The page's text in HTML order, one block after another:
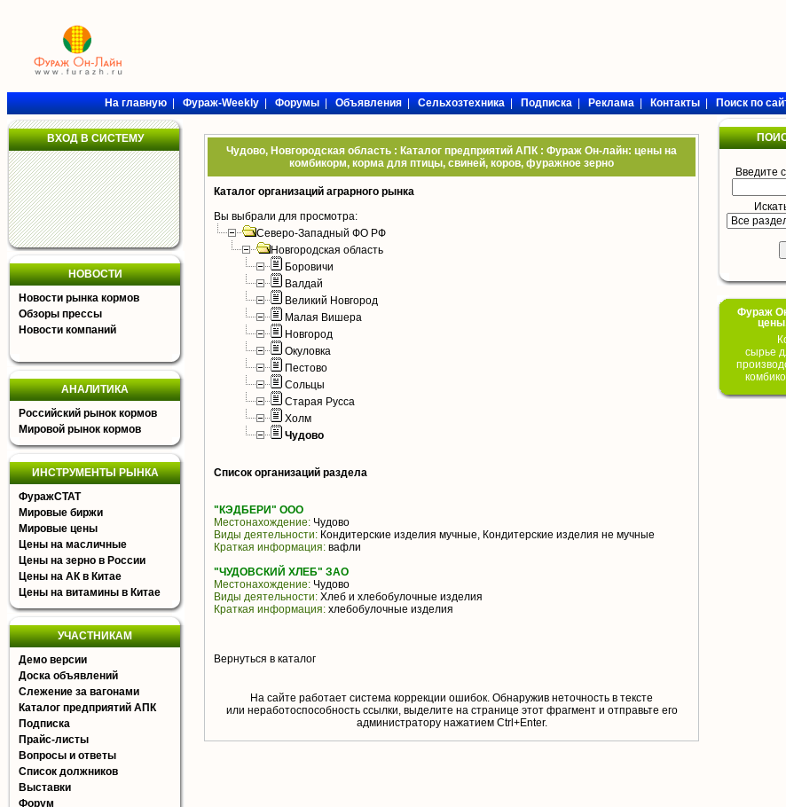
На главную|Фураж-Weekly|Форумы|Объявления|Сельхозтехника|Подписка|Реклама|Контакты|Поиск по
ВХОД В СИСТЕМУ
НОВОСТИ
Новости рынка кормов
Обзоры прессы
Новости компаний
АНАЛИТИКА
Российский рынок кормов
Мировой рынок кормов
ИНСТРУМЕНТЫ РЫНКА
ФуражСТАТ
Мировые биржи
Мировые цены
Цены на масличные
Цены на зерно в России
Цены на АК в Китае
Цены на витамины в Китае
УЧАСТНИКАМ
Демо версии
Доска объявлений
Слежение за вагонами
Каталог предприятий АПК
Подписка
Прайс-листы
Вопросы и ответы
Список должников
Выставки
Форум
Чудово, Новгородская область : Каталог предприятий АПК : Фураж Он-лайн: цены на
комбикорм, корма для птицы, свиней, коров, фуражное зерно
Каталог организаций аграрного рынка
Вы выбрали для просмотра:
Северо-Западный ФО РФ
Новгородская область
Боровичи
Валдай
Великий Новгород
Малая Вишера
Новгород
Окуловка
Пестово
Сольцы
Старая Русса
Холм
Чудово
Список организаций раздела
"КЭДБЕРИ" ООО
Местонахождение: Чудово
Виды деятельности: Кондитерские изделия мучные, Кондитерские изделия не мучные
Краткая информация: вафли
"ЧУДОВСКИЙ ХЛЕБ" ЗАО
Местонахождение: Чудово
Виды деятельности: Хлеб и хлебобулочные изделия
Краткая информация: хлебобулочные изделия
Вернуться в каталог
На сайте работает система коррекции ошибок. Обнаружив неточность в тексте
или неработоспособность ссылки, выделите на странице этот фрагмент и отправьте его
aдминистратору нажатием Ctrl+Enter.
Введите
Фураж
сырье